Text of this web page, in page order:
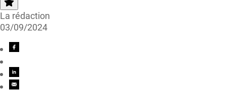
La rédaction
03/09/2024